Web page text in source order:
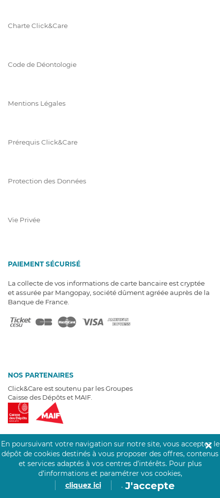
Charte Click&Care
Code de Déontologie
Mentions Légales
Prérequis Click&Care
Protection des Données
Vie Privée
PAIEMENT SÉCURISÉ
La collecte de vos informations de carte bancaire est cryptée
et assurée par Mangopay, société dûment agréée auprès de la
Banque de France.
NOS PARTENAIRES
Click&Care est soutenu par les Groupes
Caisse des Dépôts et MAIF.
EXPERTS À VOTRE ÉCOUTE
Un besoin de recrutement ? Click&Care vous accompagne par
Être rappelé aujourd'hui
En poursuivant votre navigation sur notre site, vous acceptez le
dépôt de cookies destinés à vous proposer des offres, contenus
et services adaptés à vos centres d’intérêts. Pour plus
d’informations et paramétrer vos cookies,
cliquez ici
. J'accepte
✕